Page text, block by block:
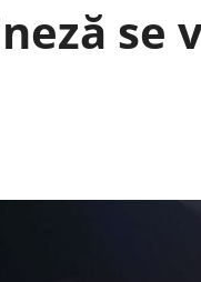
atelierul lumii și
o realitate pe care
Ce ne așteaptă? – O
a înlocui Nvidia
se